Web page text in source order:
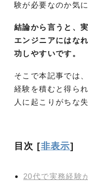
験が必要なのか気
結論から言うと、
エンジニアにはな
功しやすいです。
そこで本記事では
経験を積むと得ら
人に起こりがちな
目次 [非表示]
20代で実務経験